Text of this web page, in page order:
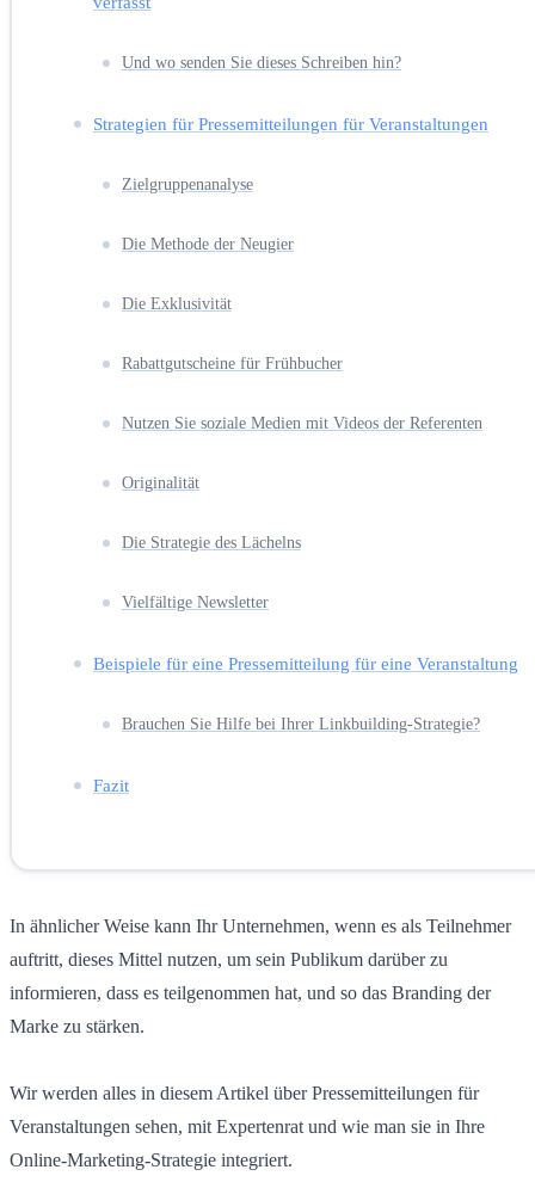
Und wo senden Sie dieses Schreiben hin?
Strategien für Pressemitteilungen für Veranstaltungen
Zielgruppenanalyse
Die Methode der Neugier
Die Exklusivität
Rabattgutscheine für Frühbucher
Nutzen Sie soziale Medien mit Videos der Referenten
Originalität
Die Strategie des Lächelns
Vielfältige Newsletter
Beispiele für eine Pressemitteilung für eine Veranstaltung
Brauchen Sie Hilfe bei Ihrer Linkbuilding-Strategie?
Fazit
In ähnlicher Weise kann Ihr Unternehmen, wenn es als Teilnehmer
auftritt, dieses Mittel nutzen, um sein Publikum darüber zu
informieren, dass es teilgenommen hat, und so das Branding der
Marke zu stärken.
Wir werden alles in diesem Artikel über Pressemitteilungen für
Veranstaltungen sehen, mit Expertenrat und wie man sie in Ihre
Online-Marketing-Strategie integriert.